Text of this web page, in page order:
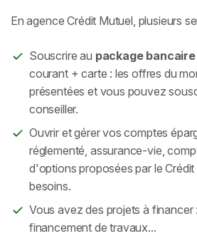
En agence Crédit Mutuel, plusieurs
Souscrire au package
courant + carte : les offres du
présentées et vous pouvez
conseiller.
Ouvrir et gérer vos comptes
réglementé, assurance-vie,
d'options proposées par le
besoins.
Vous avez des projets à financer
financement de travaux...